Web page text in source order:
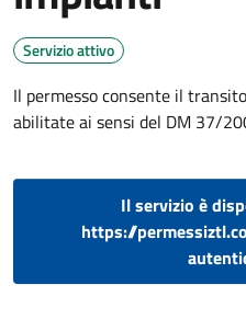
Servizio attivo
Il permesso consente il
abilitate ai sensi del DM 37/
Il servizio è
https://